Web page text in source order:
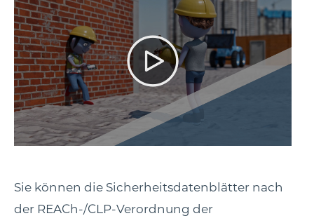
Sie können die Sicherheitsdatenblätter nach
der REACh-/CLP-Verordnung der